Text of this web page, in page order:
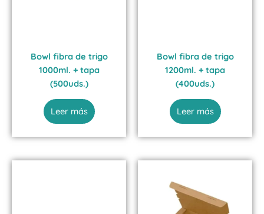
Bowl fibra de trigo
1000ml. + tapa
(500uds.)
Leer más
Bowl fibra de trigo
1200ml. + tapa
(400uds.)
Leer más